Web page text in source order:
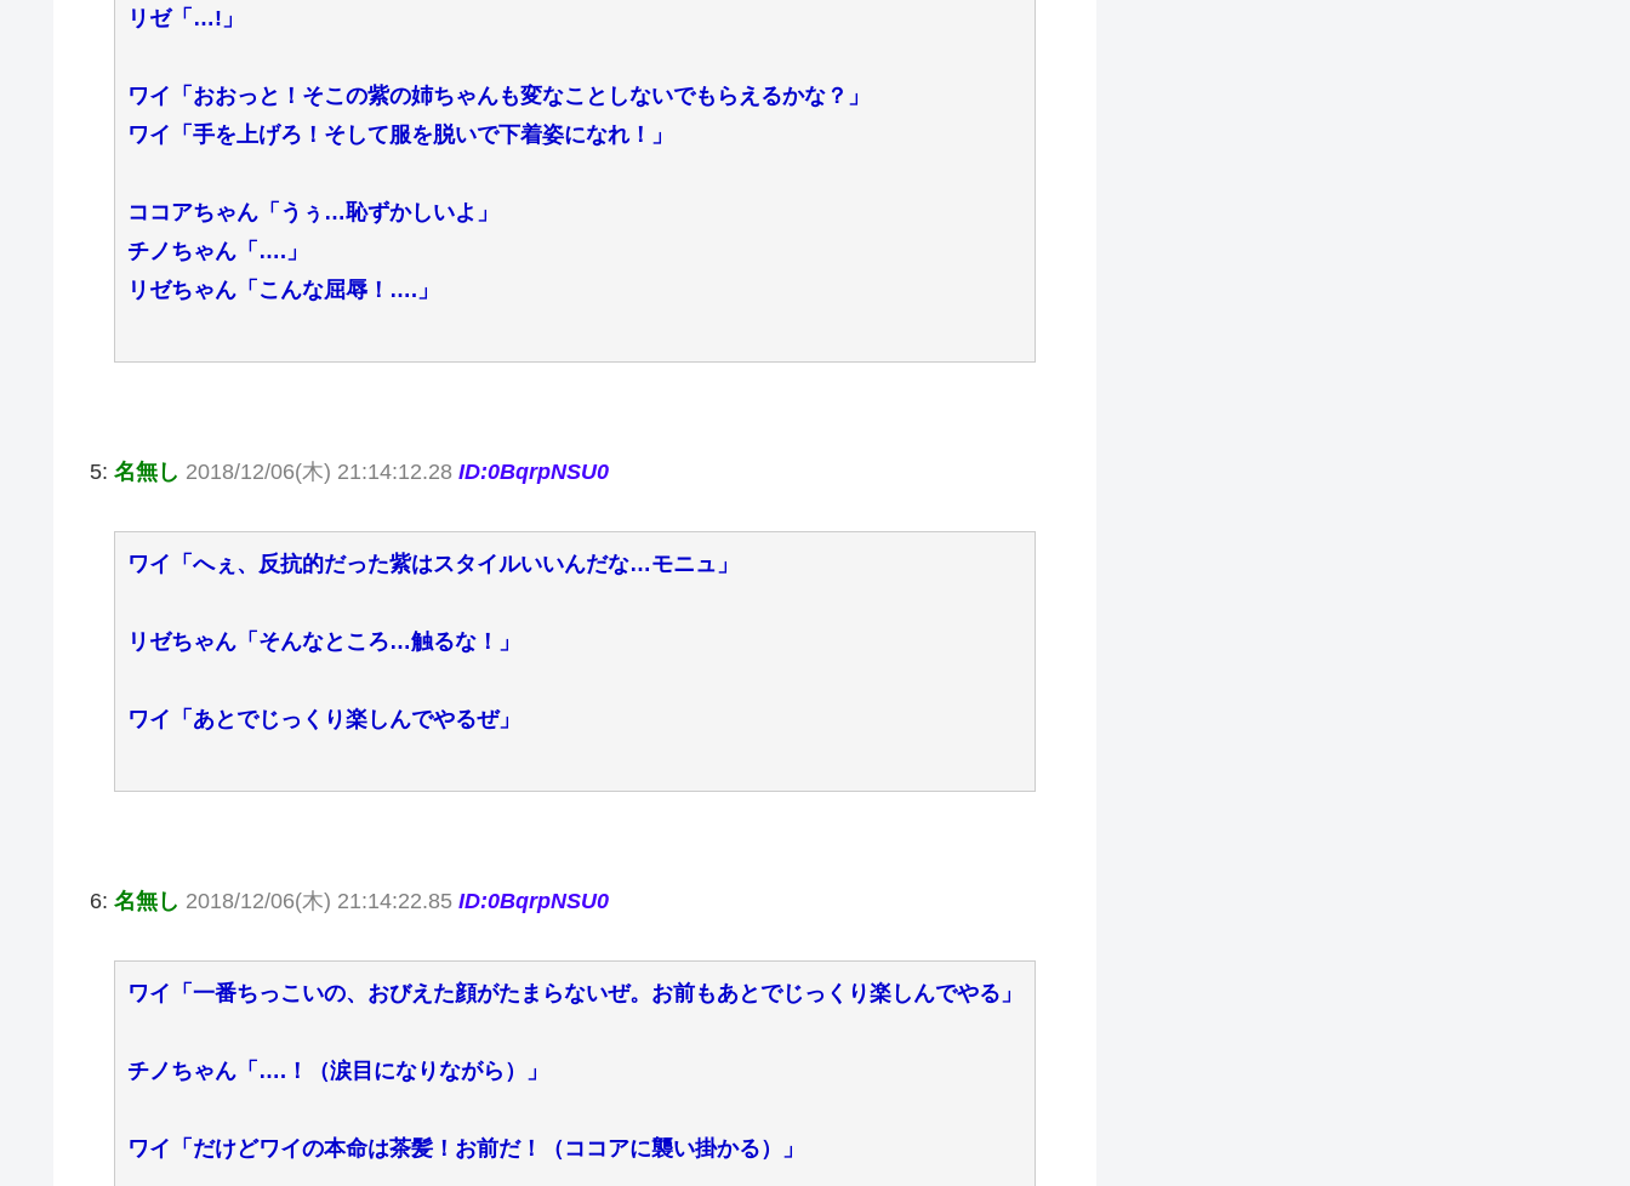
リゼ「…!」
ワイ「おおっと！そこの紫の姉ちゃんも変なことしないでもらえるかな？」
ワイ「手を上げろ！そして服を脱いで下着姿になれ！」
ココアちゃん「うぅ…恥ずかしいよ」
チノちゃん「….」
リゼちゃん「こんな屈辱！….」
5: 名無し 2018/12/06(木) 21:14:12.28 ID:0BqrpNSU0
ワイ「へぇ、反抗的だった紫はスタイルいいんだな…モニュ」
リゼちゃん「そんなところ…触るな！」
ワイ「あとでじっくり楽しんでやるぜ」
6: 名無し 2018/12/06(木) 21:14:22.85 ID:0BqrpNSU0
ワイ「一番ちっこいの、おびえた顔がたまらないぜ。お前もあとでじっくり楽しんでやる」
チノちゃん「….！（涙目になりながら）」
ワイ「だけどワイの本命は茶髪！お前だ！（ココアに襲い掛かる）」